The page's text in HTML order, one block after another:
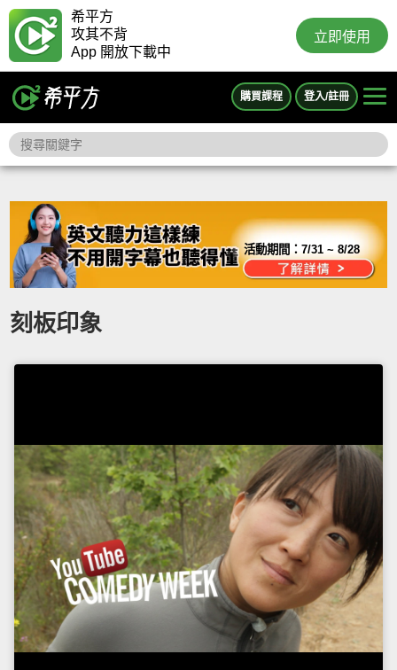
希平方
攻其不背
App 開放下載中
立即使用
購買課程 登入/註冊
活動期間：7/31 ~ 8/28
刻板印象